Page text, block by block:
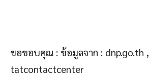
ขอขอบคุณ : ข้อมูลจาก : dnp.go.th ,
tatcontactcenter